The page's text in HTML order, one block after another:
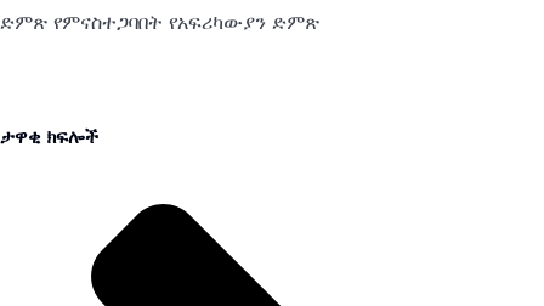
ድምጽ የምናስተጋባበት የአፍሪካውያን ድምጽ
ታዋቂ ክፍሎች